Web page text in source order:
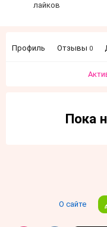
лайков
Профиль Отзывы 0
Пока
О сайте